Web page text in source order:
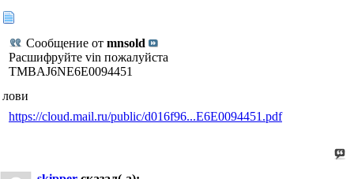
Сообщение от mnsold
Расшифруйте vin пожалуйста
TMBAJ6NE6E0094451
лови
https://cloud.mail.ru/public/d016f96...E6E0094451.pdf